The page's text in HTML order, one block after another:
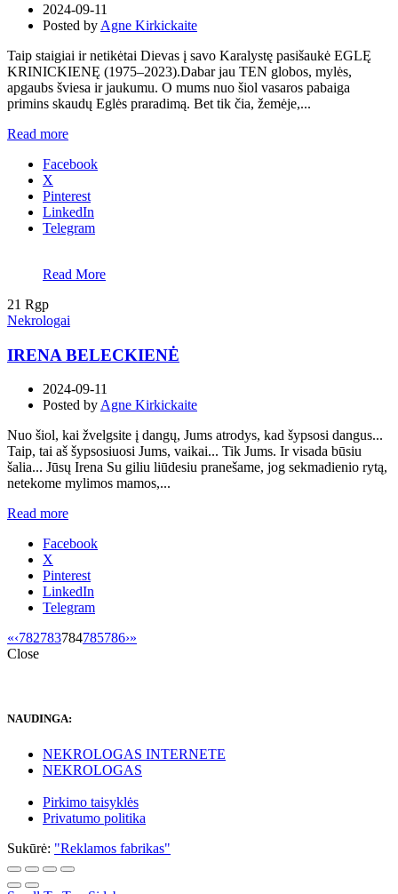
2024-09-11
Posted by Agne Kirkickaite
Taip staigiai ir netikėtai Dievas į savo Karalystę pasišaukė EGLĘ
KRINICKIENĘ (1975–2023).Dabar jau TEN globos, mylės,
apgaubs šviesa ir jaukumu. O mums nuo šiol vasaros pabaiga
primins skaudų Eglės praradimą. Bet tik čia, žemėje,...
Read more
Facebook
X
Pinterest
LinkedIn
Telegram
Read More
21 Rgp
Nekrologai
IRENA BELECKIENĖ
2024-09-11
Posted by Agne Kirkickaite
Nuo šiol, kai žvelgsite į dangų, Jums atrodys, kad šypsosi dangus...
Taip, tai aš šypsosiuosi Jums, vaikai... Tik Jums. Ir visada būsiu
šalia... Jūsų Irena Su giliu liūdesiu pranešame, jog sekmadienio rytą,
netekome mylimos mamos,...
Read more
Facebook
X
Pinterest
LinkedIn
Telegram
«‹782783784785786›»
Close
NAUDINGA:
NEKROLOGAS INTERNETE
NEKROLOGAS
Pirkimo taisyklės
Privatumo politika
Sukūrė: "Reklamos fabrikas"